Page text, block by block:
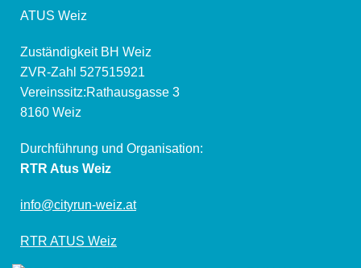
ATUS Weiz
Zuständigkeit BH Weiz
ZVR-Zahl 527515921
Vereinssitz:Rathausgasse 3
8160 Weiz
Durchführung und Organisation:
RTR Atus Weiz
info@cityrun-weiz.at
RTR ATUS Weiz